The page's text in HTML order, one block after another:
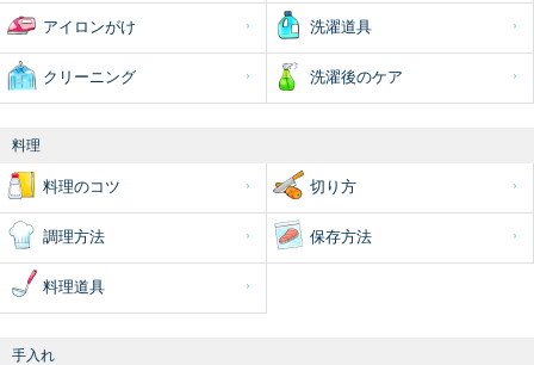
アイロンがけ 洗濯道具
クリーニング 洗濯後のケア
料理
料理のコツ 切り方
調理方法 保存方法
料理道具
手入れ